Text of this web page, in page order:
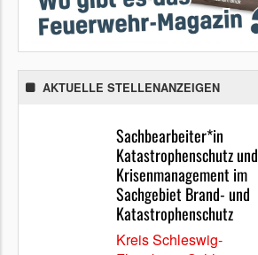
AKTUELLE STELLENANZEIGEN
Sachbearbeiter*in
Katastrophenschutz und
Krisenmanagement im
Sachgebiet Brand- und
Katastrophenschutz
Kreis Schleswig-